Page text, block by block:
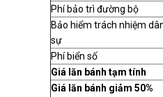
Phí bảo trì đường bộ
Bảo hiểm trách nhiệm
sự
Phí biển số
Giá lăn bánh tạm tính
Giá lăn bánh giảm 50%